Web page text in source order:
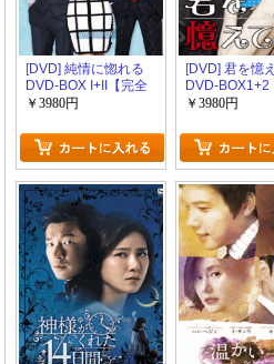
[DVD] 純情に惚れる
DVD-BOX I+II【完全
版】(初回生産限定版)
￥3980円
[DVD] 君を憶
DVD-BOX1+2
版】(初回生
￥3980円